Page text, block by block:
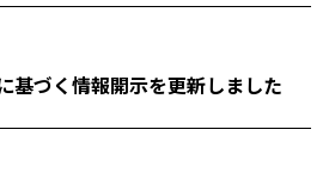
基づく情報開示を更新しました